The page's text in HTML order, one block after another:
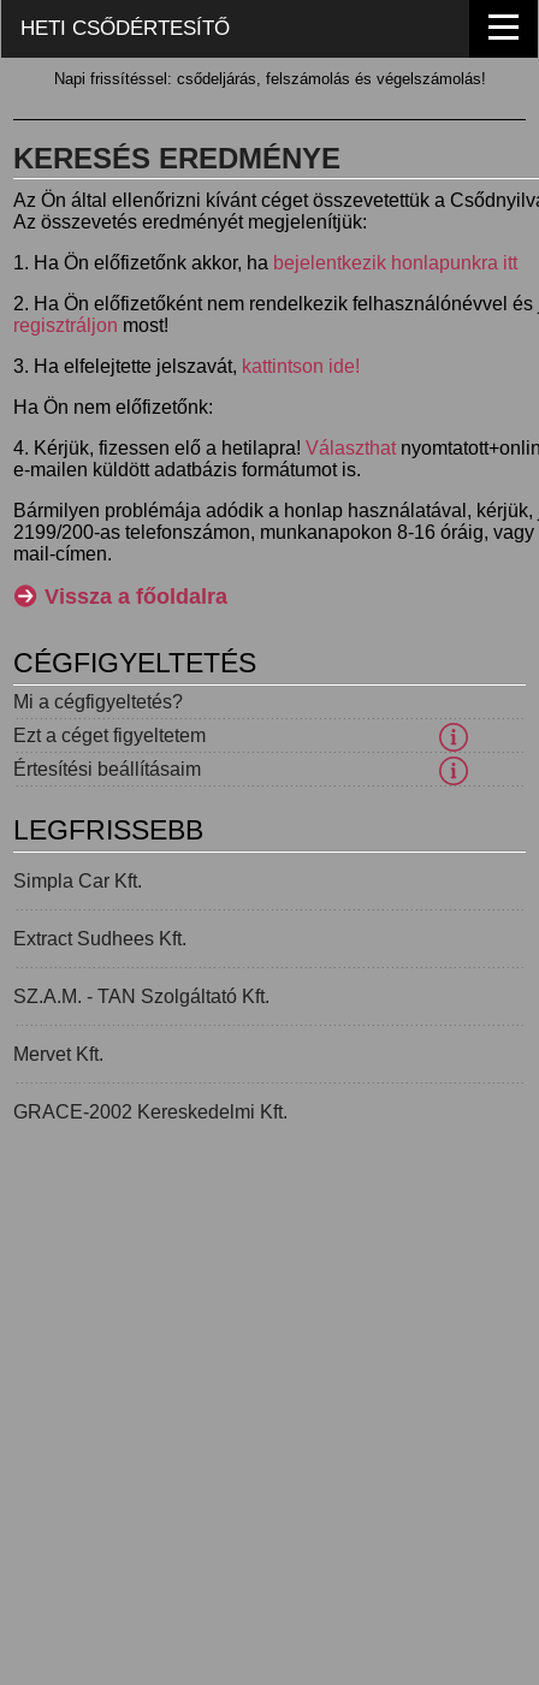
HETI CSŐDÉRTESÍTŐ
Napi frissítéssel: csődeljárás, felszámolás és végelszámolás!
KERESÉS EREDMÉNYE
Az Ön által ellenőrizni kívánt céget összevetettük a
Az összevetés eredményét megjelenítjük:
1. Ha Ön előfizetőnk akkor, ha bejelentkezik honlapunkra itt
2. Ha Ön előfizetőként nem rendelkezik felhasználónévvel
regisztráljon most!
3. Ha elfelejtette jelszavát, kattintson ide!
Ha Ön nem előfizetőnk:
4. Kérjük, fizessen elő a hetilapra!Választhat
e-mailen küldött adatbázis formátumot is.
Bármilyen problémája adódik a honlap használatával,
2199/200-as telefonszámon, munkanapokon 8-16 óráig,
mail-címen.
Vissza a főoldalra
CÉGFIGYELTETÉS
Mi a cégfigyeltetés?
Ezt a céget figyeltetem
Értesítési beállításaim
LEGFRISSEBB
Simpla Car Kft.
Extract Sudhees Kft.
SZ.A.M. - TAN Szolgáltató Kft.
Mervet Kft.
GRACE-2002 Kereskedelmi Kft.